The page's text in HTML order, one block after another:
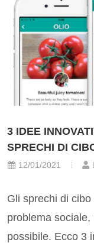
3 IDEE
SPRECHI DI
12/01/2021
Gli sprechi di
problema
possibile. Ecco 3